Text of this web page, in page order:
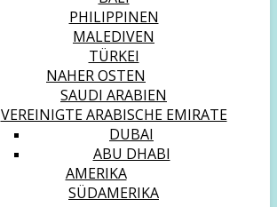
PHILIPPINEN
MALEDIVEN
TÜRKEI
NAHER OSTEN
SAUDI ARABIEN
VEREINIGTE ARABISCHE EMIRATE
DUBAI
ABU DHABI
AMERIKA
SÜDAMERIKA